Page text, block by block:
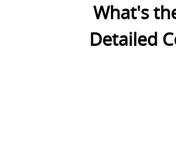
What's
Detailed